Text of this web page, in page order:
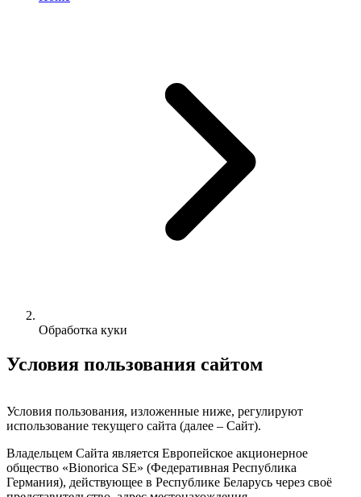
Обработка куки
Условия пользования сайтом
Условия пользования, изложенные ниже, регулируют
использование текущего сайта (далее – Сайт).
Владельцем Сайта является Европейское акционерное
общество «Bionorica SE» (Федеративная Республика
Германия), действующее в Республике Беларусь через своё